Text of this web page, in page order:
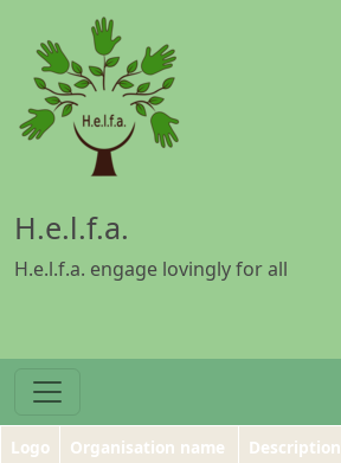
Gå til hovedindhold
H.e.l.f.a.
H.e.l.f.a. engage lovingly for all
Logo Organisation name Description